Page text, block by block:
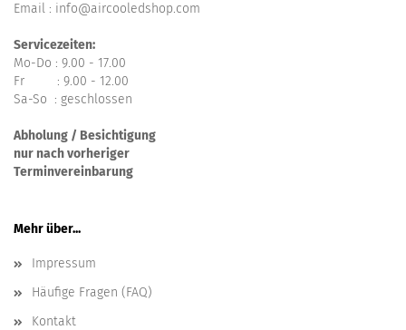
Email : info@aircooledshop.com
Servicezeiten:
Mo-Do : 9.00 - 17.00
Fr : 9.00 - 12.00
Sa-So : geschlossen
Abholung / Besichtigung
nur nach vorheriger
Terminvereinbarung
Mehr über...
Impressum
Häufige Fragen (FAQ)
Kontakt